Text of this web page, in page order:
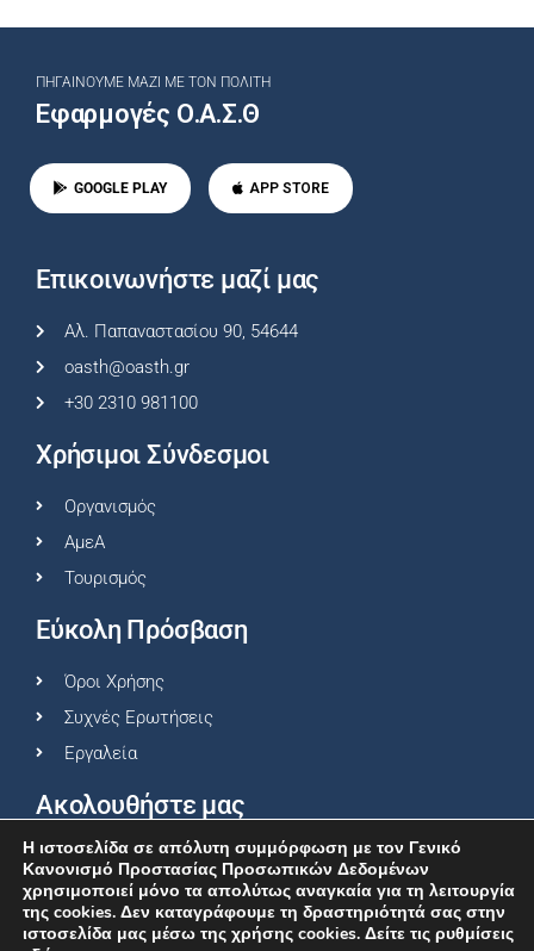
ΠΗΓΑΊΝΟΥΜΕ ΜΑΖΊ ΜΕ ΤΟΝ ΠΟΛΊΤΗ
Εφαρμογές Ο.Α.Σ.Θ
GOOGLE PLAY APP STORE
Επικοινωνήστε μαζί μας
Αλ. Παπαναστασίου 90, 54644
oasth@oasth.gr
+30 2310 981100
Χρήσιμοι Σύνδεσμοι
Οργανισμός
ΑμεΑ
Τουρισμός
Εύκολη Πρόσβαση
Όροι Χρήσης
Συχνές Ερωτήσεις
Εργαλεία
Ακολουθήστε μας
Η ιστοσελίδα σε απόλυτη συμμόρφωση με τον Γενικό
Κανονισμό Προστασίας Προσωπικών Δεδομένων
χρησιμοποιεί μόνο τα απολύτως αναγκαία για τη λειτουργία
της cookies. Δεν καταγράφουμε τη δραστηριότητά σας στην
ιστοσελίδα μας μέσω της χρήσης cookies. Δείτε τις ρυθμίσεις